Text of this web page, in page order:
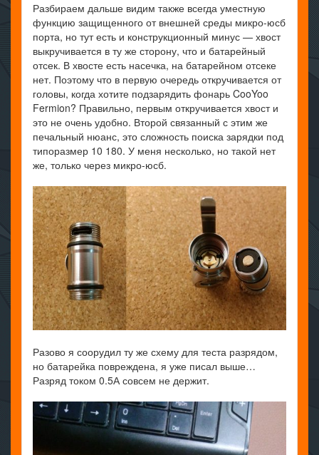
Разбираем дальше видим также всегда уместную
функцию защищенного от внешней среды микро-юсб
порта, но тут есть и конструкционный минус — хвост
выкручивается в ту же сторону, что и батарейный
отсек. В хвосте есть насечка, на батарейном отсеке
нет. Поэтому что в первую очередь откручивается от
головы, когда хотите подзарядить фонарь CooYoo
Fermion? Правильно, первым откручивается хвост и
это не очень удобно. Второй связанный с этим же
печальный нюанс, это сложность поиска зарядки под
типоразмер 10 180. У меня несколько, но такой нет
же, только через микро-юсб.
Разово я соорудил ту же схему для теста разрядом,
но батарейка повреждена, я уже писал выше…
Разряд током 0.5А совсем не держит.